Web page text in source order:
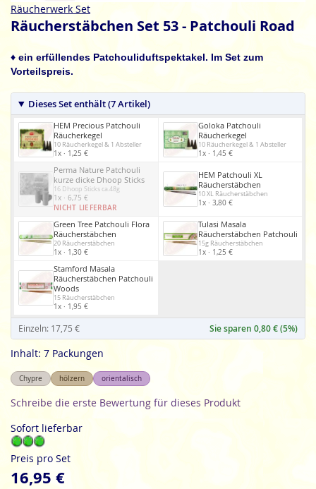
Zum
Anfang
Bildgalerie
springen
Räucherwerk Set
Räucherstäbchen Set 53 - Patchouli Road
♦ ein erfüllendes Patchouliduftspektakel. Im Set zum
Vorteilspreis.
Dieses Set enthält (7 Artikel)
HEM Precious Patchouli
Räucherkegel
10 Räucherkegel & 1 Absteller
1x · 1,25 €
Goloka Patchouli
Räucherkegel
10 Räucherkegel & 1 Absteller
1x · 1,45 €
Perma Nature Patchouli
kurze dicke Dhoop Sticks
16 Dhoop Sticks ca.48g
1x · 6,75 €
NICHT LIEFERBAR
HEM Patchouli XL
Räucherstäbchen
10 XL Räucherstäbchen
1x · 3,80 €
Green Tree Patchouli Flora
Räucherstäbchen
20 Räucherstäbchen
1x · 1,30 €
Tulasi Masala
Räucherstäbchen Patchouli
15g Räucherstäbchen
1x · 1,25 €
Stamford Masala
Räucherstäbchen Patchouli
Woods
15 Räucherstäbchen
1x · 1,95 €
Einzeln: 17,75 € Sie sparen 0,80 € (5%)
Inhalt: 7 Packungen
Chypre hölzern orientalisch
Schreibe die erste Bewertung für dieses Produkt
Sofort lieferbar
Preis pro Set
16,95 €